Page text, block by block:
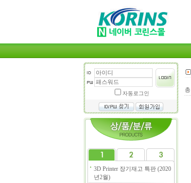
자동로그인
3D Printer 장기재고 특판 (2020
년2월)
총